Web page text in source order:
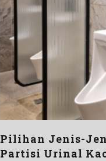
Pilihan Jenis-
Partisi Urinal